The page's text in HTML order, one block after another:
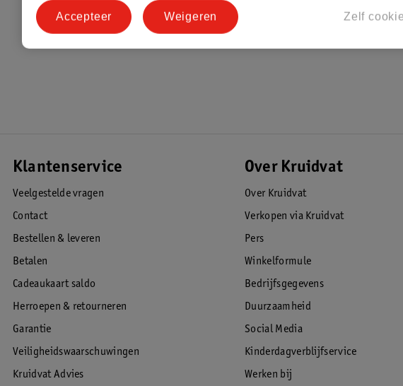
Klantenservice
Veelgestelde vragen
Contact
Bestellen & leveren
Betalen
Cadeaukaart saldo
Herroepen & retourneren
Garantie
Veiligheidswaarschuwingen
Kruidvat Advies
Over Kruidvat
Over Kruidvat
Verkopen via Kruidvat
Pers
Winkelformule
Bedrijfsgegevens
Duurzaamheid
Social Media
Kinderdagverblijfservice
Werken bij
Zelf
Weigeren
Accepteer